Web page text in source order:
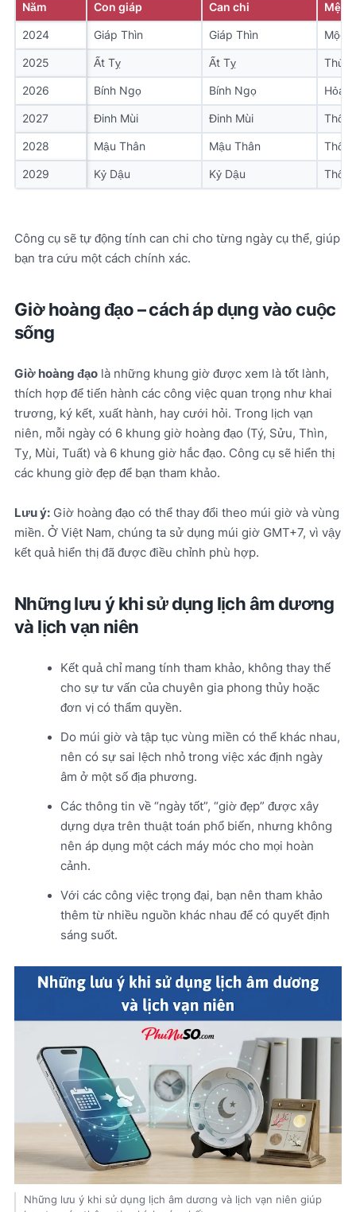
Năm Con giáp Can chi
2024 Giáp Thìn Giáp Thìn Mộc
2025 Ất Tỵ Ất Tỵ Thủy
2026 Bính Ngọ Bính Ngọ Hỏa
2027 Đinh Mùi Đinh Mùi Thổ
2028 Mậu Thân Mậu Thân Thổ
2029 Kỷ Dậu Kỷ Dậu Thổ
Công cụ sẽ tự động tính can chi cho từng ngày cụ thể, giúp
bạn tra cứu một cách chính xác.
Giờ hoàng đạo – cách áp dụng vào cuộc
sống
Giờ hoàng đạo là những khung giờ được xem là tốt lành,
thích hợp để tiến hành các công việc quan trọng như khai
trương, ký kết, xuất hành, hay cưới hỏi. Trong lịch vạn
niên, mỗi ngày có 6 khung giờ hoàng đạo (Tý, Sửu, Thìn,
Tỵ, Mùi, Tuất) và 6 khung giờ hắc đạo. Công cụ sẽ hiển thị
các khung giờ đẹp để bạn tham khảo.
Lưu ý: Giờ hoàng đạo có thể thay đổi theo múi giờ và vùng
miền. Ở Việt Nam, chúng ta sử dụng múi giờ GMT+7, vì vậy
kết quả hiển thị đã được điều chỉnh phù hợp.
Những lưu ý khi sử dụng lịch âm dương
và lịch vạn niên
Kết quả chỉ mang tính tham khảo, không thay thế
cho sự tư vấn của chuyên gia phong thủy hoặc
đơn vị có thẩm quyền.
Do múi giờ và tập tục vùng miền có thể khác nhau,
nên có sự sai lệch nhỏ trong việc xác định ngày
âm ở một số địa phương.
Các thông tin về “ngày tốt”, “giờ đẹp” được xây
dựng dựa trên thuật toán phổ biến, nhưng không
nên áp dụng một cách máy móc cho mọi hoàn
cảnh.
Với các công việc trọng đại, bạn nên tham khảo
thêm từ nhiều nguồn khác nhau để có quyết định
sáng suốt.
Những lưu ý khi sử dụng lịch âm dương và lịch vạn niên giúp